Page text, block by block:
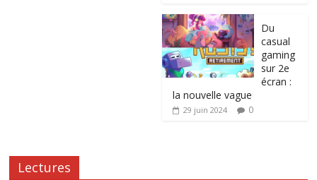
Du
casual
gaming
sur 2e
écran :
la nouvelle vague
29 juin 2024 0
Lectures